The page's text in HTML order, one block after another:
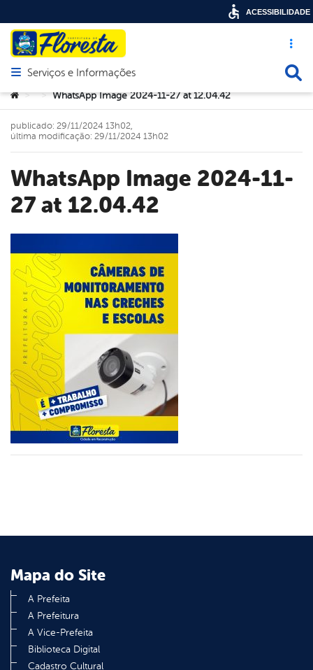
Acesso
Abrir menu principal de navegação
Serviços e Informações
Você está aqui:
> > WhatsApp Image 2024-11-27 at 12.04.42
WhatsApp Image 2024-11-
27 at 12.04.42
publicado: 29/11/2024 13h02,
última modificação: 29/11/2024 13h02
Mapa do Site
A Prefeita
A Prefeitura
A Vice-Prefeita
Biblioteca Digital
Cadastro Cultural
ACESSIBILIDADE